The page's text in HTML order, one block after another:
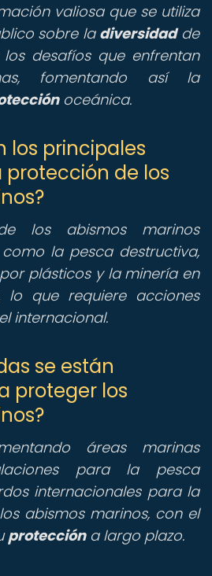
valiosa que se utiliza
sobre la diversidadde
desafíos que enfrentan
fomentando así la
oceánica.
los principales
protección de los
los abismos marinos
la pesca destructiva,
plásticos y la minería en
lo que requiere acciones
internacional.
se están
proteger los
áreas marinas
para la pesca
internacionales para la
abismos marinos, con el
proteccióna largo plazo.